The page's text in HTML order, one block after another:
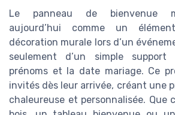
Le panneau de bienvenue
aujourd’hui comme un
décoration murale lors d’un
seulement d’un simple
prénoms et la date mariage. Ce
invités dès leur arrivée, créant une
chaleureuse et personnalisée. Que